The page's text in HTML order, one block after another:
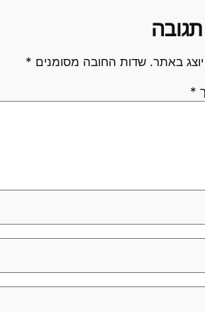
באתר. שדות החובה מסומנים *
*